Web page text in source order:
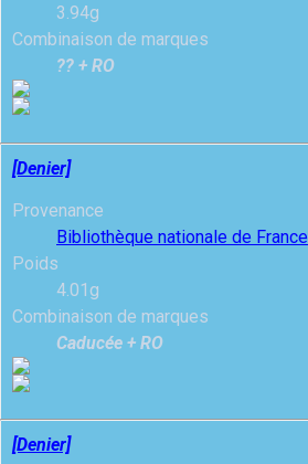
3.94g
Combinaison de marques
?? + RO
[Denier]
Provenance
Bibliothèque nationale de France
Poids
4.01g
Combinaison de marques
Caducée + RO
[Denier]